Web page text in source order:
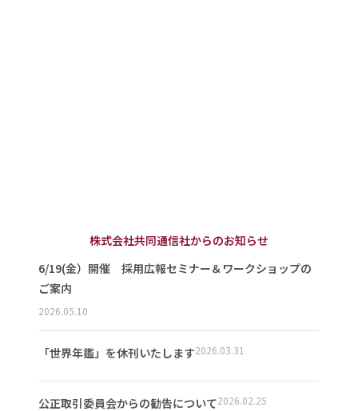
株式会社共同通信社からのお知らせ
6/19(金）開催 採用広報セミナー＆ワークショップの
ご案内
2026.05.10
「世界年鑑」を休刊いたします2026.03.31
公正取引委員会からの勧告について2026.02.25